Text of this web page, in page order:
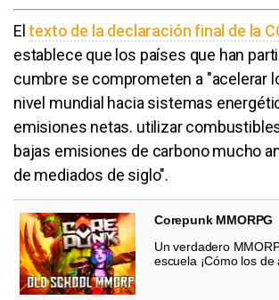
Eltexto de la declaración final de la
establece que los países que han
cumbre se comprometen a "acelerar
nivel mundial hacia sistemas
emisiones netas. utilizar
bajas emisiones de carbono mucho
de mediados de siglo".
Corepunk MMORPG
Un verdadero
escuela ¡Cómo los